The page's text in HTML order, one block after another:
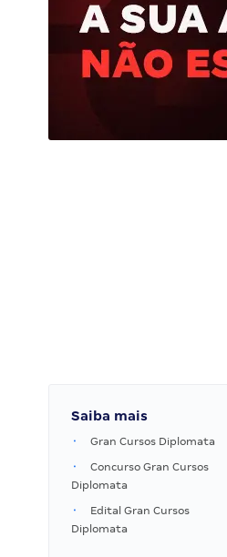
Saiba mais
Gran Cursos Diplomata
Concurso Gran Cursos
Diplomata
Edital Gran Cursos
Diplomata